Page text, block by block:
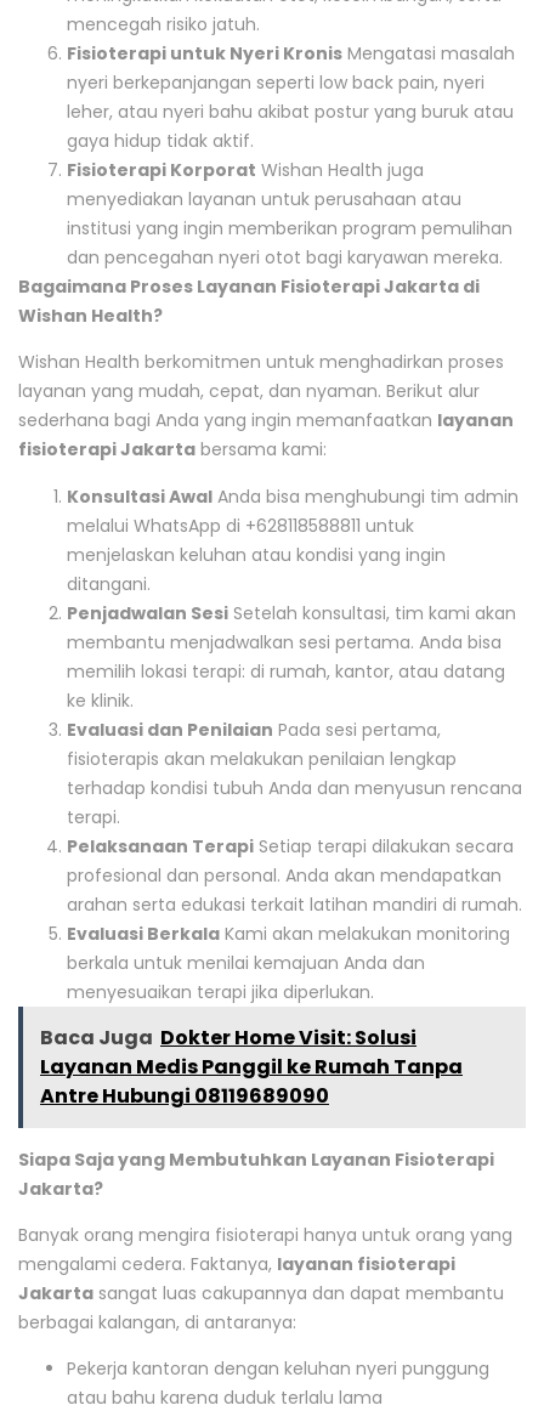
mencegah risiko jatuh.
Fisioterapi untuk Nyeri Kronis Mengatasi masalah
nyeri berkepanjangan seperti low back pain, nyeri
leher, atau nyeri bahu akibat postur yang buruk atau
gaya hidup tidak aktif.
Fisioterapi Korporat Wishan Health juga
menyediakan layanan untuk perusahaan atau
institusi yang ingin memberikan program pemulihan
dan pencegahan nyeri otot bagi karyawan mereka.
Bagaimana Proses Layanan Fisioterapi Jakarta di
Wishan Health?
Wishan Health berkomitmen untuk menghadirkan proses
layanan yang mudah, cepat, dan nyaman. Berikut alur
sederhana bagi Anda yang ingin memanfaatkan layanan
fisioterapi Jakarta bersama kami:
Konsultasi Awal Anda bisa menghubungi tim admin
melalui WhatsApp di +628118588811 untuk
menjelaskan keluhan atau kondisi yang ingin
ditangani.
Penjadwalan Sesi Setelah konsultasi, tim kami akan
membantu menjadwalkan sesi pertama. Anda bisa
memilih lokasi terapi: di rumah, kantor, atau datang
ke klinik.
Evaluasi dan Penilaian Pada sesi pertama,
fisioterapis akan melakukan penilaian lengkap
terhadap kondisi tubuh Anda dan menyusun rencana
terapi.
Pelaksanaan Terapi Setiap terapi dilakukan secara
profesional dan personal. Anda akan mendapatkan
arahan serta edukasi terkait latihan mandiri di rumah.
Evaluasi Berkala Kami akan melakukan monitoring
berkala untuk menilai kemajuan Anda dan
menyesuaikan terapi jika diperlukan.
Baca Juga Dokter Home Visit: Solusi
Layanan Medis Panggil ke Rumah Tanpa
Antre Hubungi 08119689090
Siapa Saja yang Membutuhkan Layanan Fisioterapi
Jakarta?
Banyak orang mengira fisioterapi hanya untuk orang yang
mengalami cedera. Faktanya, layanan fisioterapi
Jakarta sangat luas cakupannya dan dapat membantu
berbagai kalangan, di antaranya:
Pekerja kantoran dengan keluhan nyeri punggung
atau bahu karena duduk terlalu lama